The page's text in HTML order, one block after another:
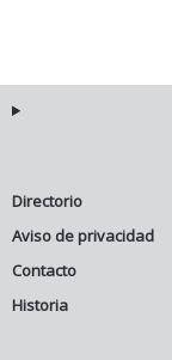
Directorio
Aviso de privacidad
Contacto
Historia